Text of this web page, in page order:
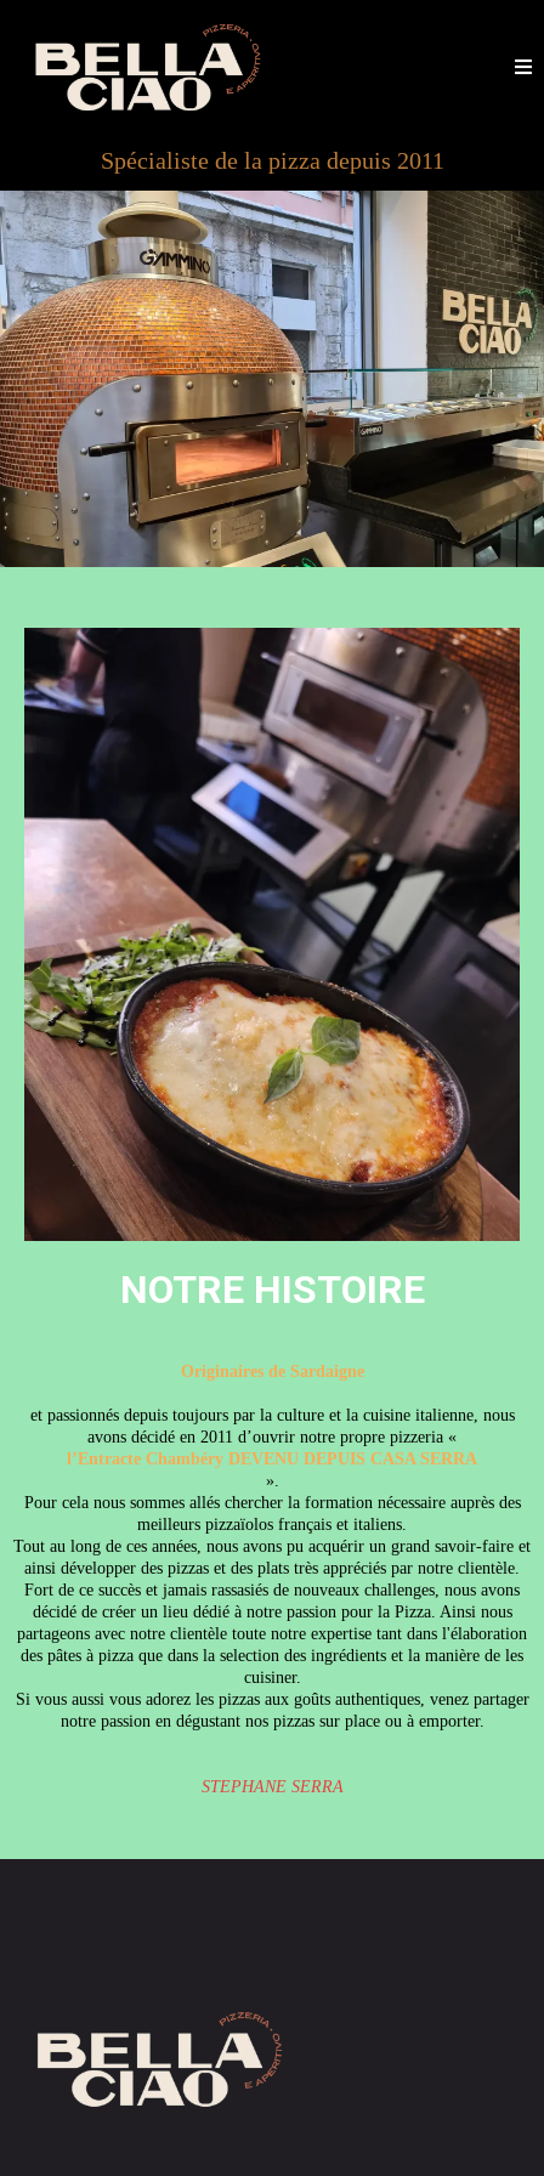
Spécialiste de la pizza depuis 2011
NOTRE HISTOIRE
Originaires de Sardaigne
et passionnés depuis toujours par la culture et la cuisine italienne, nous
avons décidé en 2011 d’ouvrir notre propre pizzeria «
l’Entracte Chambéry DEVENU DEPUIS CASA SERRA
».
Pour cela nous sommes allés chercher la formation nécessaire auprès des
meilleurs pizzaïolos français et italiens.
Tout au long de ces années, nous avons pu acquérir un grand savoir-faire et
ainsi développer des pizzas et des plats très appréciés par notre clientèle.
Fort de ce succès et jamais rassasiés de nouveaux challenges, nous avons
décidé de créer un lieu dédié à notre passion pour la Pizza. Ainsi nous
partageons avec notre clientèle toute notre expertise tant dans l'élaboration
des pâtes à pizza que dans la selection des ingrédients et la manière de les
cuisiner.
Si vous aussi vous adorez les pizzas aux goûts authentiques, venez partager
notre passion en dégustant nos pizzas sur place ou à emporter.
STEPHANE SERRA